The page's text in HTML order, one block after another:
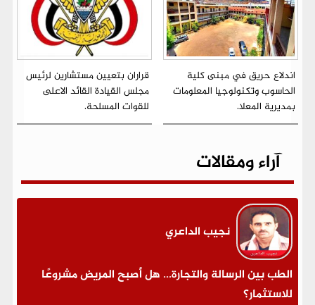
اندلاع حريق في مبنى كلية
الحاسوب وتكنولوجيا المعلومات
بمديرية المعلا.
قراران بتعيين مستشارين لرئيس
مجلس القيادة القائد الاعلى
للقوات المسلحة.
آراء ومقالات
نجيب الداعري
الطب بين الرسالة والتجارة... هل أصبح المريض مشروعًا
للاستثمار؟